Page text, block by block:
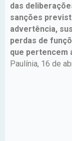
das
sanções
advertência,
perdas de
que pertencem
Paulínia, 16 de